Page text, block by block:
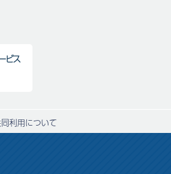
ビス
利用について